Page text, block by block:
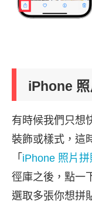
iPhone
有時候我們只想
裝飾或樣式，這
「 iPhone 照片
徑庫之後，點一
選取多張你想拼